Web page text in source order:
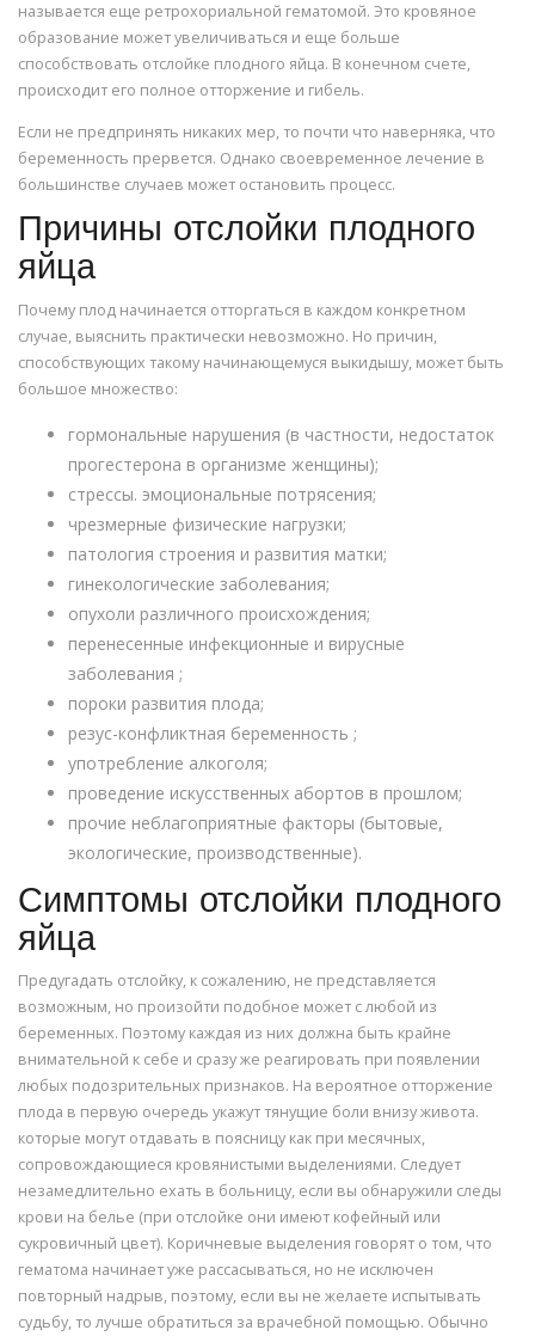
называется еще ретрохориальной гематомой. Это кровяное
образование может увеличиваться и еще больше
способствовать отслойке плодного яйца. В конечном счете,
происходит его полное отторжение и гибель.
Если не предпринять никаких мер, то почти что наверняка, что
беременность прервется. Однако своевременное лечение в
большинстве случаев может остановить процесс.
Причины отслойки плодного
яйца
Почему плод начинается отторгаться в каждом конкретном
случае, выяснить практически невозможно. Но причин,
способствующих такому начинающемуся выкидышу, может быть
большое множество:
гормональные нарушения (в частности, недостаток
прогестерона в организме женщины);
стрессы. эмоциональные потрясения;
чрезмерные физические нагрузки;
патология строения и развития матки;
гинекологические заболевания;
опухоли различного происхождения;
перенесенные инфекционные и вирусные
заболевания ;
пороки развития плода;
резус-конфликтная беременность ;
употребление алкоголя;
проведение искусственных абортов в прошлом;
прочие неблагоприятные факторы (бытовые,
экологические, производственные).
Симптомы отслойки плодного
яйца
Предугадать отслойку, к сожалению, не представляется
возможным, но произойти подобное может с любой из
беременных. Поэтому каждая из них должна быть крайне
внимательной к себе и сразу же реагировать при появлении
любых подозрительных признаков. На вероятное отторжение
плода в первую очередь укажут тянущие боли внизу живота.
которые могут отдавать в поясницу как при месячных,
сопровождающиеся кровянистыми выделениями. Следует
незамедлительно ехать в больницу, если вы обнаружили следы
крови на белье (при отслойке они имеют кофейный или
сукровичный цвет). Коричневые выделения говорят о том, что
гематома начинает уже рассасываться, но не исключен
повторный надрыв, поэтому, если вы не желаете испытывать
судьбу, то лучше обратиться за врачебной помощью. Обычно